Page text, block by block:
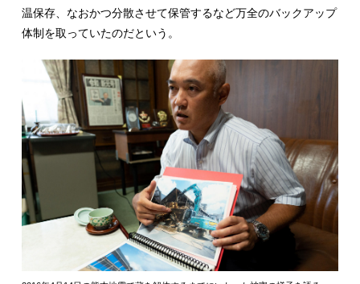
温保存、なおかつ分散させて保管するなど万全のバックアップ
体制を取っていたのだという。